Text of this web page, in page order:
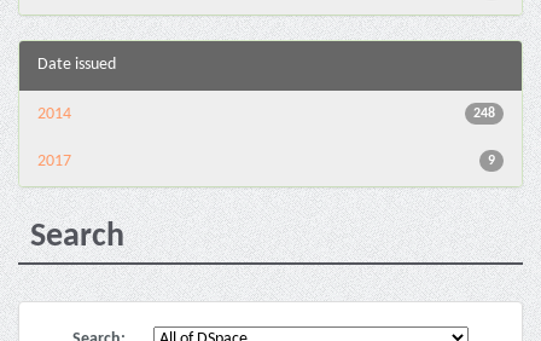
Date issued
248
2014
9
2017
Search